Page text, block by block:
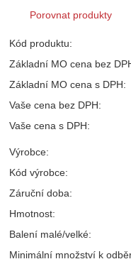
Porovnat produkty
Kód produktu:
Základní MO cena bez
Základní MO cena s DPH:
Vaše cena bez DPH:
Vaše cena s DPH:
Výrobce:
Kód výrobce:
Záruční doba:
Hmotnost:
Balení malé/velké:
Minimální množství k